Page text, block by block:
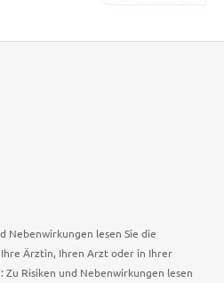
Nebenwirkungen lesen Sie die
Ihre Ärztin, Ihren Arzt oder in Ihrer
Risiken und Nebenwirkungen lesen